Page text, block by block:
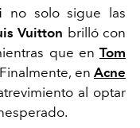
no solo sigue las
Vuitton brilló con
que en Tom
en Acne
al optar